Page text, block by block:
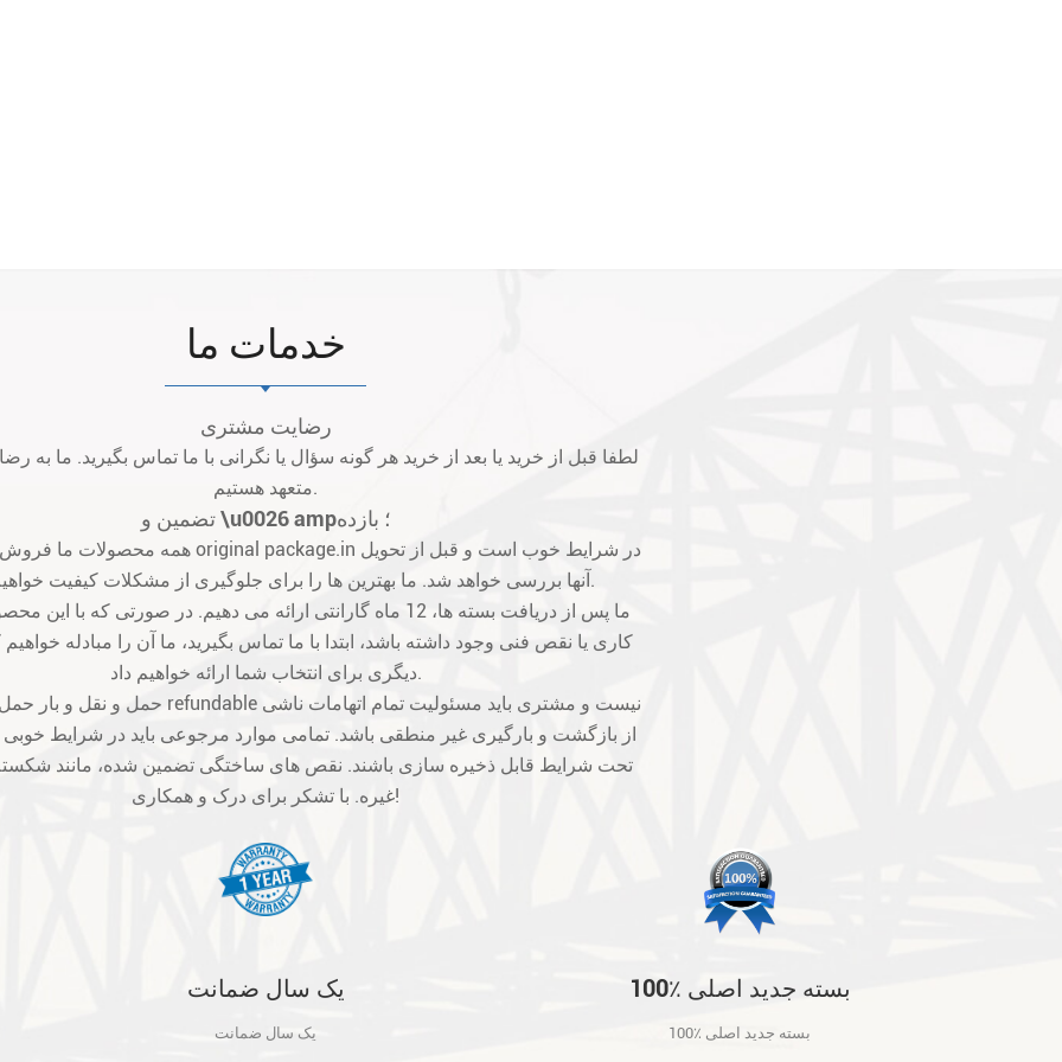
خدمات ما
رضایت مشتری
متعهد هستیم.
تضمین و \u0026 amp؛ بازده
آنها بررسی خواهد شد. ما بهترین ها را برای جلوگیری از مشکلات کیفیت خواهیم گرفت.
کاری یا نقص فنی وجود داشته باشد، ابتدا با ما تماس بگیرید، ما آن را مبادله
دیگری برای انتخاب شما ارائه خواهیم داد.
از بازگشت و بارگیری غیر منطقی باشد. تمامی موارد مرجوعی باید در شرایط خوبی
تحت شرایط قابل ذخیره سازی باشند. نقص های ساختگی تضمین شده، مانند
غیره. با تشکر برای درک و همکاری!
یک سال ضمانت
یک سال ضمانت
100٪ بسته جدید اصلی
100٪ بسته جدید اصلی